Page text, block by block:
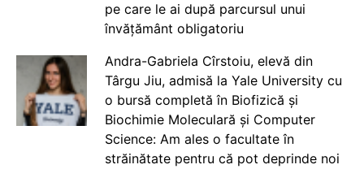
pe care le ai după parcursul unui
învățământ obligatoriu
Andra-Gabriela Cîrstoiu, elevă din
Târgu Jiu, admisă la Yale University cu
o bursă completă în Biofizică și
Biochimie Moleculară și Computer
Science: Am ales o facultate în
străinătate pentru că pot deprinde noi